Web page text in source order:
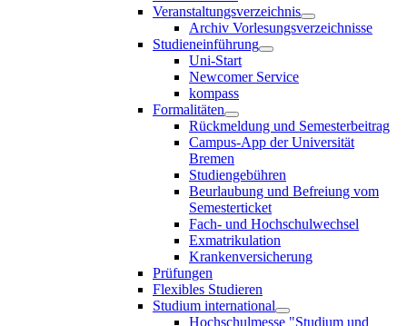
Veranstaltungsverzeichnis
Archiv Vorlesungsverzeichnisse
Studieneinführung
Uni-Start
Newcomer Service
kompass
Formalitäten
Rückmeldung und Semesterbeitrag
Campus-App der Universität
Bremen
Studiengebühren
Beurlaubung und Befreiung vom
Semesterticket
Fach- und Hochschulwechsel
Exmatrikulation
Krankenversicherung
Prüfungen
Flexibles Studieren
Studium international
Hochschulmesse "Studium und